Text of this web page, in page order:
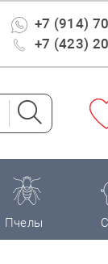
+7 (914)
+7 (423)
Пчелы